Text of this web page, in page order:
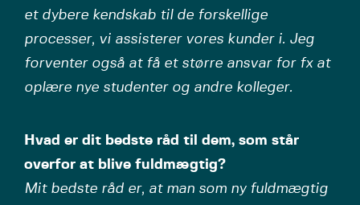
et dybere kendskab til de forskellige
processer, vi assisterer vores kunder i. Jeg
forventer også at få et større ansvar for fx at
oplære nye studenter og andre kolleger.
Hvad er dit bedste råd til dem, som står
overfor at blive fuldmægtig?
Mit bedste råd er, at man som ny fuldmægtig